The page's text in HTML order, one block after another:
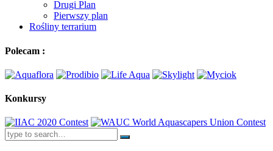
Drugi Plan
Pierwszy plan
Rośliny terrarium
Polecam :
Konkursy